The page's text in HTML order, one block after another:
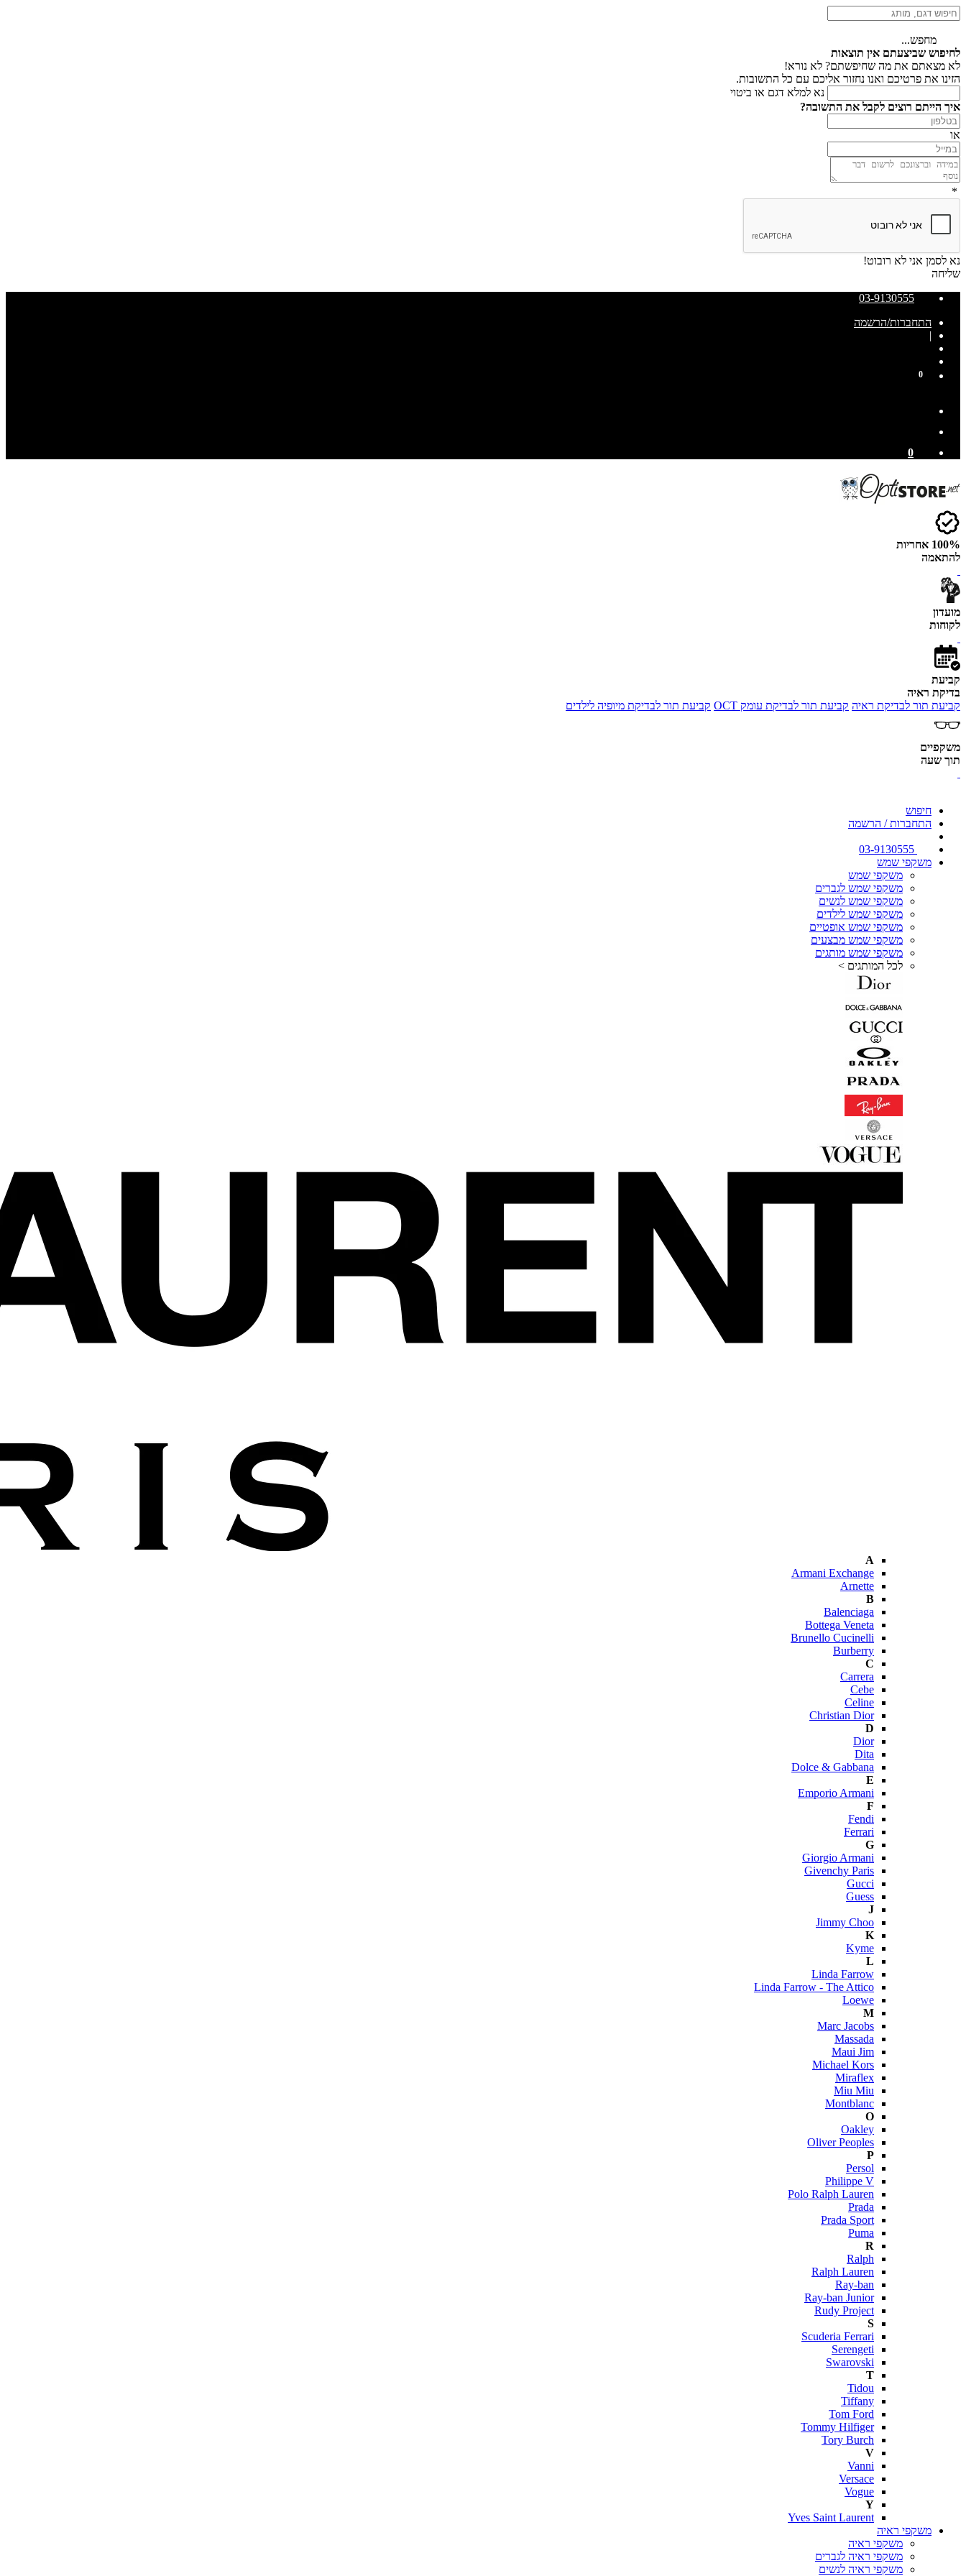
מחפש...
לחיפוש שביצעתם אין תוצאות
לא מצאתם את מה שחיפשתם? לא נורא!
הזינו את פרטיכם ואנו נחזור אליכם עם כל התשובות.
נא למלא דגם או ביטוי
איך הייתם רוצים לקבל את התשובה?
או
*
נא לסמן אני לא רובוט!
שליחה
03-9130555
התחברות/הרשמה
|
0
0
100% אחריות
להתאמה
מועדון
לקוחות
קביעת
בדיקת ראיה
קביעת תור לבדיקת ראיה קביעת תור לבדיקת עומק OCT קביעת תור לבדיקת מיופיה לילדים
משקפיים
תוך שעה
חיפוש
התחברות / הרשמה
משקפי שמש
משקפי שמש
משקפי שמש לגברים
משקפי שמש לנשים
משקפי שמש לילדים
משקפי שמש אופטיים
משקפי שמש מבצעים
משקפי שמש מותגים
לכל המותגים >
A
Armani Exchange
Arnette
B
Balenciaga
Bottega Veneta
Brunello Cucinelli
Burberry
C
Carrera
Cebe
Celine
Christian Dior
D
Dior
Dita
Dolce & Gabbana
E
Emporio Armani
F
Fendi
Ferrari
G
Giorgio Armani
Givenchy Paris
Gucci
Guess
J
Jimmy Choo
K
Kyme
L
Linda Farrow
Linda Farrow - The Attico
Loewe
M
Marc Jacobs
Massada
Maui Jim
Michael Kors
Miraflex
Miu Miu
Montblanc
O
Oakley
Oliver Peoples
P
Persol
Philippe V
Polo Ralph Lauren
Prada
Prada Sport
Puma
R
Ralph
Ralph Lauren
Ray-ban
Ray-ban Junior
Rudy Project
S
Scuderia Ferrari
Serengeti
Swarovski
T
Tidou
Tiffany
Tom Ford
Tommy Hilfiger
Tory Burch
V
Vanni
Versace
Vogue
Y
Yves Saint Laurent
משקפי ראיה
משקפי ראיה
משקפי ראיה לגברים
משקפי ראיה לנשים